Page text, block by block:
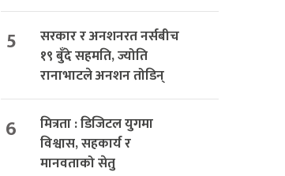
5
सरकार र अनशनरत नर्सबीच
१९ बुँदे सहमति, ज्योति
रानाभाटले अनशन तोडिन्
6
मित्रता : डिजिटल युगमा
विश्वास, सहकार्य र
मानवताको सेतु